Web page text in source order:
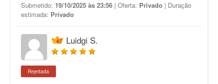
Submetido: 19/10/2025 às 23:56 | Oferta: Privado | Duração
estimada: Privado
Luidgi S.
Rejeitada